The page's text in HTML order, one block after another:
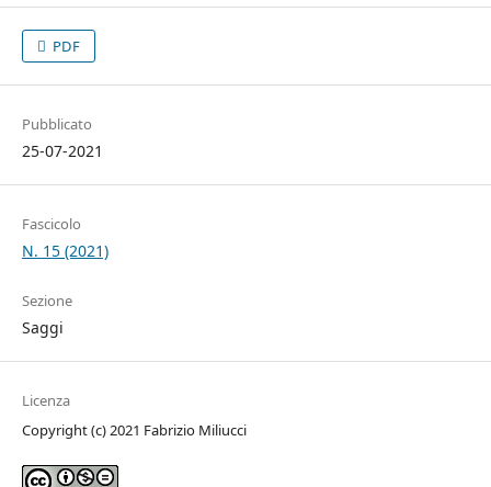
PDF
Pubblicato
25-07-2021
Fascicolo
N. 15 (2021)
Sezione
Saggi
Licenza
Copyright (c) 2021 Fabrizio Miliucci